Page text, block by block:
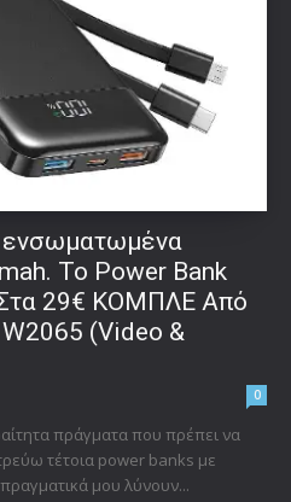
Το Power Bank
29€ ΚΟΜΠΛΕ Από
(Video &
0
πράγματα που πρέπει να
τέτοια power banks με
μου λύνουν...